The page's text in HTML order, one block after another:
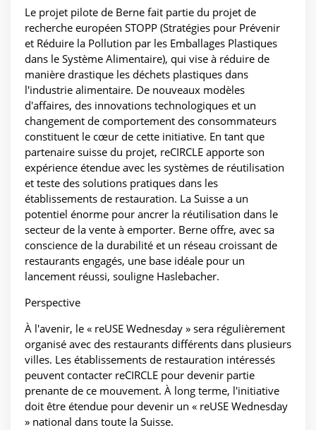
Le projet pilote de Berne fait partie du projet de
recherche européen STOPP (Stratégies pour Prévenir
et Réduire la Pollution par les Emballages Plastiques
dans le Système Alimentaire), qui vise à réduire de
manière drastique les déchets plastiques dans
l'industrie alimentaire. De nouveaux modèles
d'affaires, des innovations technologiques et un
changement de comportement des consommateurs
constituent le cœur de cette initiative. En tant que
partenaire suisse du projet, reCIRCLE apporte son
expérience étendue avec les systèmes de réutilisation
et teste des solutions pratiques dans les
établissements de restauration. La Suisse a un
potentiel énorme pour ancrer la réutilisation dans le
secteur de la vente à emporter. Berne offre, avec sa
conscience de la durabilité et un réseau croissant de
restaurants engagés, une base idéale pour un
lancement réussi, souligne Haslebacher.
Perspective
À l'avenir, le « reUSE Wednesday » sera régulièrement
organisé avec des restaurants différents dans plusieurs
villes. Les établissements de restauration intéressés
peuvent contacter reCIRCLE pour devenir partie
prenante de ce mouvement. À long terme, l'initiative
doit être étendue pour devenir un « reUSE Wednesday
» national dans toute la Suisse.